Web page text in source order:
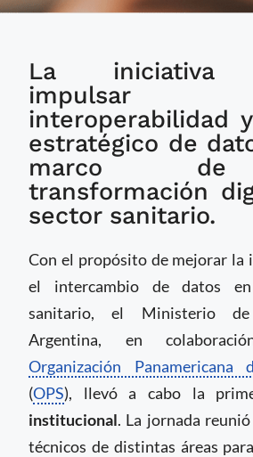
realizan la primera
Datatón institucional
para fortalecer los
sistemas de
información en salud
La iniciativa
interoperabilidad
estratégico de
marco
transformación
sector sanitario.
Con el propósito de mejorar la
el intercambio de datos
sanitario, el Ministerio
Argentina, en
Organización Panamericana
(OPS), llevó a cabo la
institucional. La jornada
técnicos de distintas áreas